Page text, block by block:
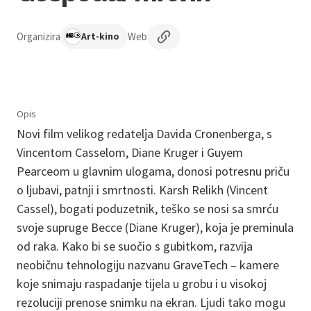
Organizira Art-kino Web
Opis
Novi film velikog redatelja Davida Cronenberga, s
Vincentom Casselom, Diane Kruger i Guyem
Pearceom u glavnim ulogama, donosi potresnu priču
o ljubavi, patnji i smrtnosti. Karsh Relikh (Vincent
Cassel), bogati poduzetnik, teško se nosi sa smrću
svoje supruge Becce (Diane Kruger), koja je preminula
od raka. Kako bi se suočio s gubitkom, razvija
neobičnu tehnologiju nazvanu GraveTech – kamere
koje snimaju raspadanje tijela u grobu i u visokoj
rezoluciji prenose snimku na ekran. Ljudi tako mogu